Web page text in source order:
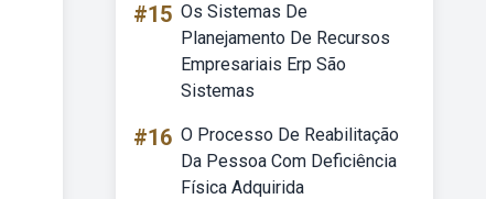
#15 Os Sistemas De
Planejamento De Recursos
Empresariais Erp São
Sistemas
#16 O Processo De Reabilitação
Da Pessoa Com Deficiência
Física Adquirida